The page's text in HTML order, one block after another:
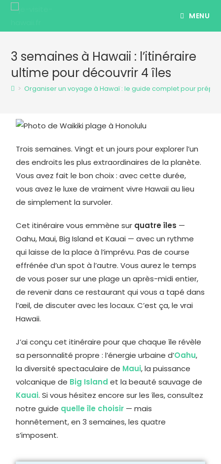
MENU
3 semaines à Hawaii : l’itinéraire
ultime pour découvrir 4 îles
> Organiser un voyage à Hawaï : le guide complet pour
Trois semaines. Vingt et un jours pour explorer l’un
des endroits les plus extraordinaires de la planète.
Vous avez fait le bon choix : avec cette durée,
vous avez le luxe de vraiment vivre Hawaii au lieu
de simplement la survoler.
Cet itinéraire vous emmène sur quatre îles —
Oahu, Maui, Big Island et Kauai — avec un rythme
qui laisse de la place à l’imprévu. Pas de course
effrénée d’un spot à l’autre. Vous aurez le temps
de vous poser sur une plage un après-midi entier,
de revenir dans ce restaurant qui vous a tapé dans
l’œil, de discuter avec les locaux. C’est ça, le vrai
Hawaii.
J’ai conçu cet itinéraire pour que chaque île révèle
sa personnalité propre : l’énergie urbaine d’Oahu,
la diversité spectaculaire de Maui, la puissance
volcanique de Big Island et la beauté sauvage de
Kauai. Si vous hésitez encore sur les îles, consultez
notre guide quelle île choisir — mais
honnêtement, en 3 semaines, les quatre
s’imposent.